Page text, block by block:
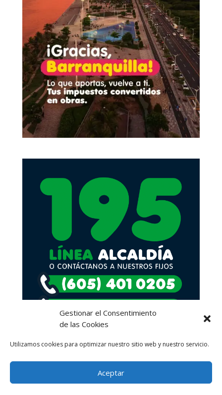
Gestionar el Consentimiento
de las Cookies
Utilizamos cookies para optimizar nuestro sitio web y nuestro servicio.
Aceptar